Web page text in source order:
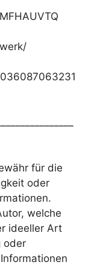
für die
oder
welche
ideeller Art
oder